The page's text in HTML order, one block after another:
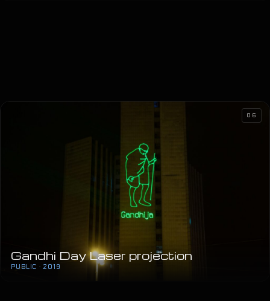
Gandhi Day Laser projection
PUBLIC · 2019
06